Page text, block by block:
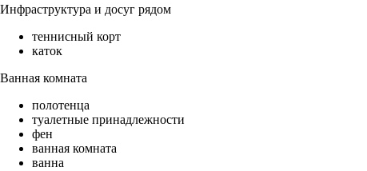
Инфраструктура и досуг рядом
теннисный корт
каток
Ванная комната
полотенца
туалетные принадлежности
фен
ванная комната
ванна